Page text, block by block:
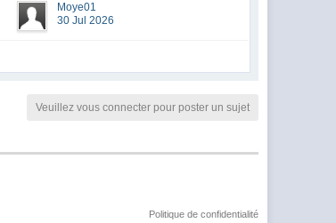
Moye01
30 Jul 2026
Veuillez vous connecter pour poster un sujet
Politique de confidentialité